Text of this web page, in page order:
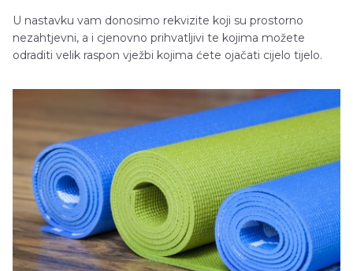
U nastavku vam donosimo rekvizite koji su prostorno
nezahtjevni, a i cjenovno prihvatljivi te kojima možete
odraditi velik raspon vježbi kojima ćete ojačati cijelo tijelo.